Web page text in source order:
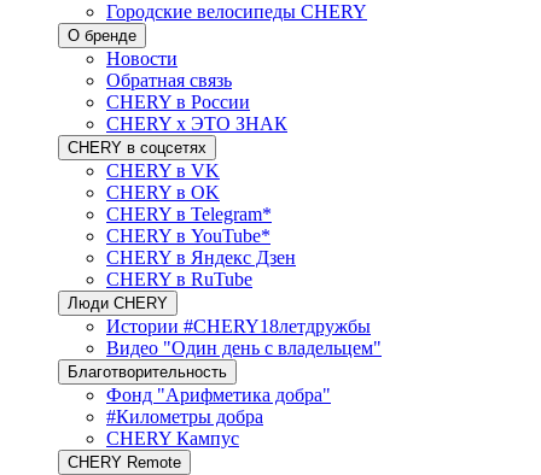
Городские велосипеды CHERY
О бренде
Новости
Обратная связь
CHERY в России
CHERY x ЭТО ЗНАК
CHERY в соцсетях
CHERY в VK
CHERY в OK
CHERY в Telegram*
CHERY в YouTube*
CHERY в Яндекс Дзен
CHERY в RuTube
Люди CHERY
Истории #CHERY18летдружбы
Видео "Один день с владельцем"
Благотворительность
Фонд "Арифметика добра"
#Километры добра
CHERY Кампус
CHERY Remote